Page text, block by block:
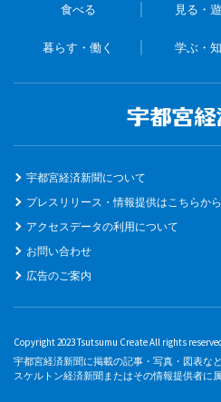
食べる 見る・
暮らす・働く 学ぶ・
宇都宮経済新聞について
プレスリリース・情報提供はこちらから
アクセスデータの利用について
お問い合わせ
広告のご案内
Copyright 2023 Tsutsumu Create All rights
宇都宮経済新聞に掲載の記事・写真・図表な
スケルトン経済新聞またはその情報提供者に属